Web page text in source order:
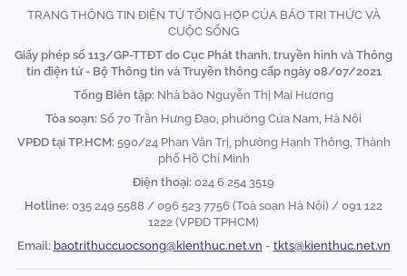
TRANG THÔNG TIN ĐIỆN TỬ TỔNG HỢP CỦA BÁO TRI THỨC VÀ
CUỘC SỐNG
Giấy phép số 113/GP-TTĐT do Cục Phát thanh, truyền hình và Thông
tin điện tử - Bộ Thông tin và Truyền thông cấp ngày 08/07/2021
Tổng Biên tập: Nhà báo Nguyễn Thị Mai Hương
Tòa soạn: Số 70 Trần Hưng Đạo, phường Cửa Nam, Hà Nội
VPĐD tại TP.HCM: 590/24 Phan Văn Trị, phường Hạnh Thông, Thành
phố Hồ Chí Minh
Điện thoại: 024 6 254 3519
Hotline: 035 249 5588 / 096 523 7756 (Toà soạn Hà Nội) / 091 122
1222 (VPĐD TPHCM)
Email: baotrithuccuocsong@kienthuc.net.vn - tkts@kienthuc.net.vn